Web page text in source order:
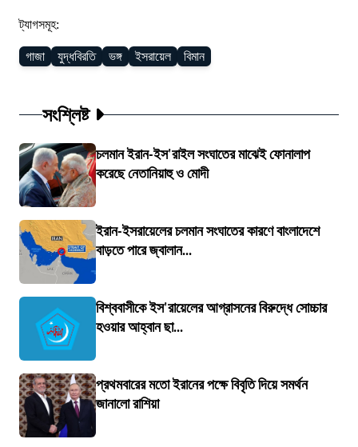
ট্যাগসমূহ:
গাজা যুদ্ধবিরতি ভঙ্গ ইসরায়েল বিমান
সংশ্লিষ্ট
চলমান ইরান-ইস'রাইল সংঘাতের মাঝেই ফোনালাপ
করেছে নেতানিয়াহু ও মোদী
ইরান-ইসরায়েলের চলমান সংঘাতের কারণে বাংলাদেশে
বাড়তে পারে জ্বালান...
বিশ্ববাসীকে ইস'রায়েলের আগ্রাসনের বিরুদ্ধে সোচ্চার
হওয়ার আহ্বান ছা...
প্রথমবারের মতো ইরানের পক্ষে বিবৃতি দিয়ে সমর্থন
জানালো রাশিয়া